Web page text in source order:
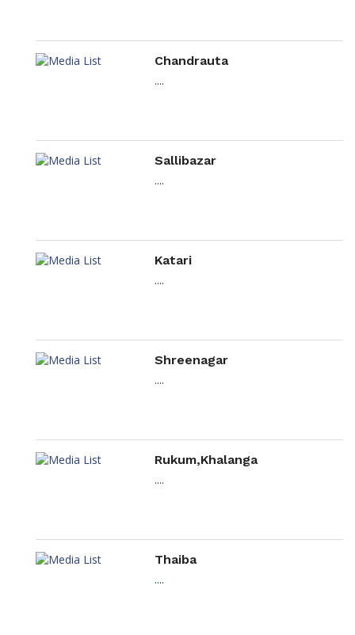
Chandrauta
....
Sallibazar
....
Katari
....
Shreenagar
....
Rukum,Khalanga
....
Thaiba
....